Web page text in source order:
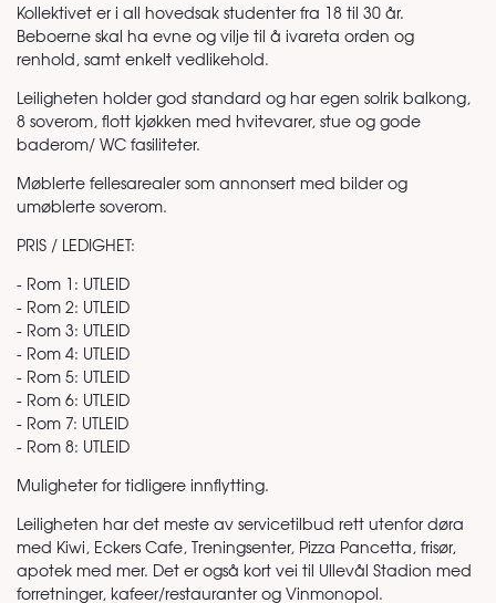
Kollektivet er i all hovedsak studenter fra 18 til 30 år.
Beboerne skal ha evne og vilje til å ivareta orden og
renhold, samt enkelt vedlikehold.
Leiligheten holder god standard og har egen solrik balkong,
8 soverom, flott kjøkken med hvitevarer, stue og gode
baderom/ WC fasiliteter.
Møblerte fellesarealer som annonsert med bilder og
umøblerte soverom.
PRIS / LEDIGHET:
- Rom 1: UTLEID
- Rom 2: UTLEID
- Rom 3: UTLEID
- Rom 4: UTLEID
- Rom 5: UTLEID
- Rom 6: UTLEID
- Rom 7: UTLEID
- Rom 8: UTLEID
Muligheter for tidligere innflytting.
Leiligheten har det meste av servicetilbud rett utenfor døra
med Kiwi, Eckers Cafe, Treningsenter, Pizza Pancetta, frisør,
apotek med mer. Det er også kort vei til Ullevål Stadion med
forretninger, kafeer/restauranter og Vinmonopol.